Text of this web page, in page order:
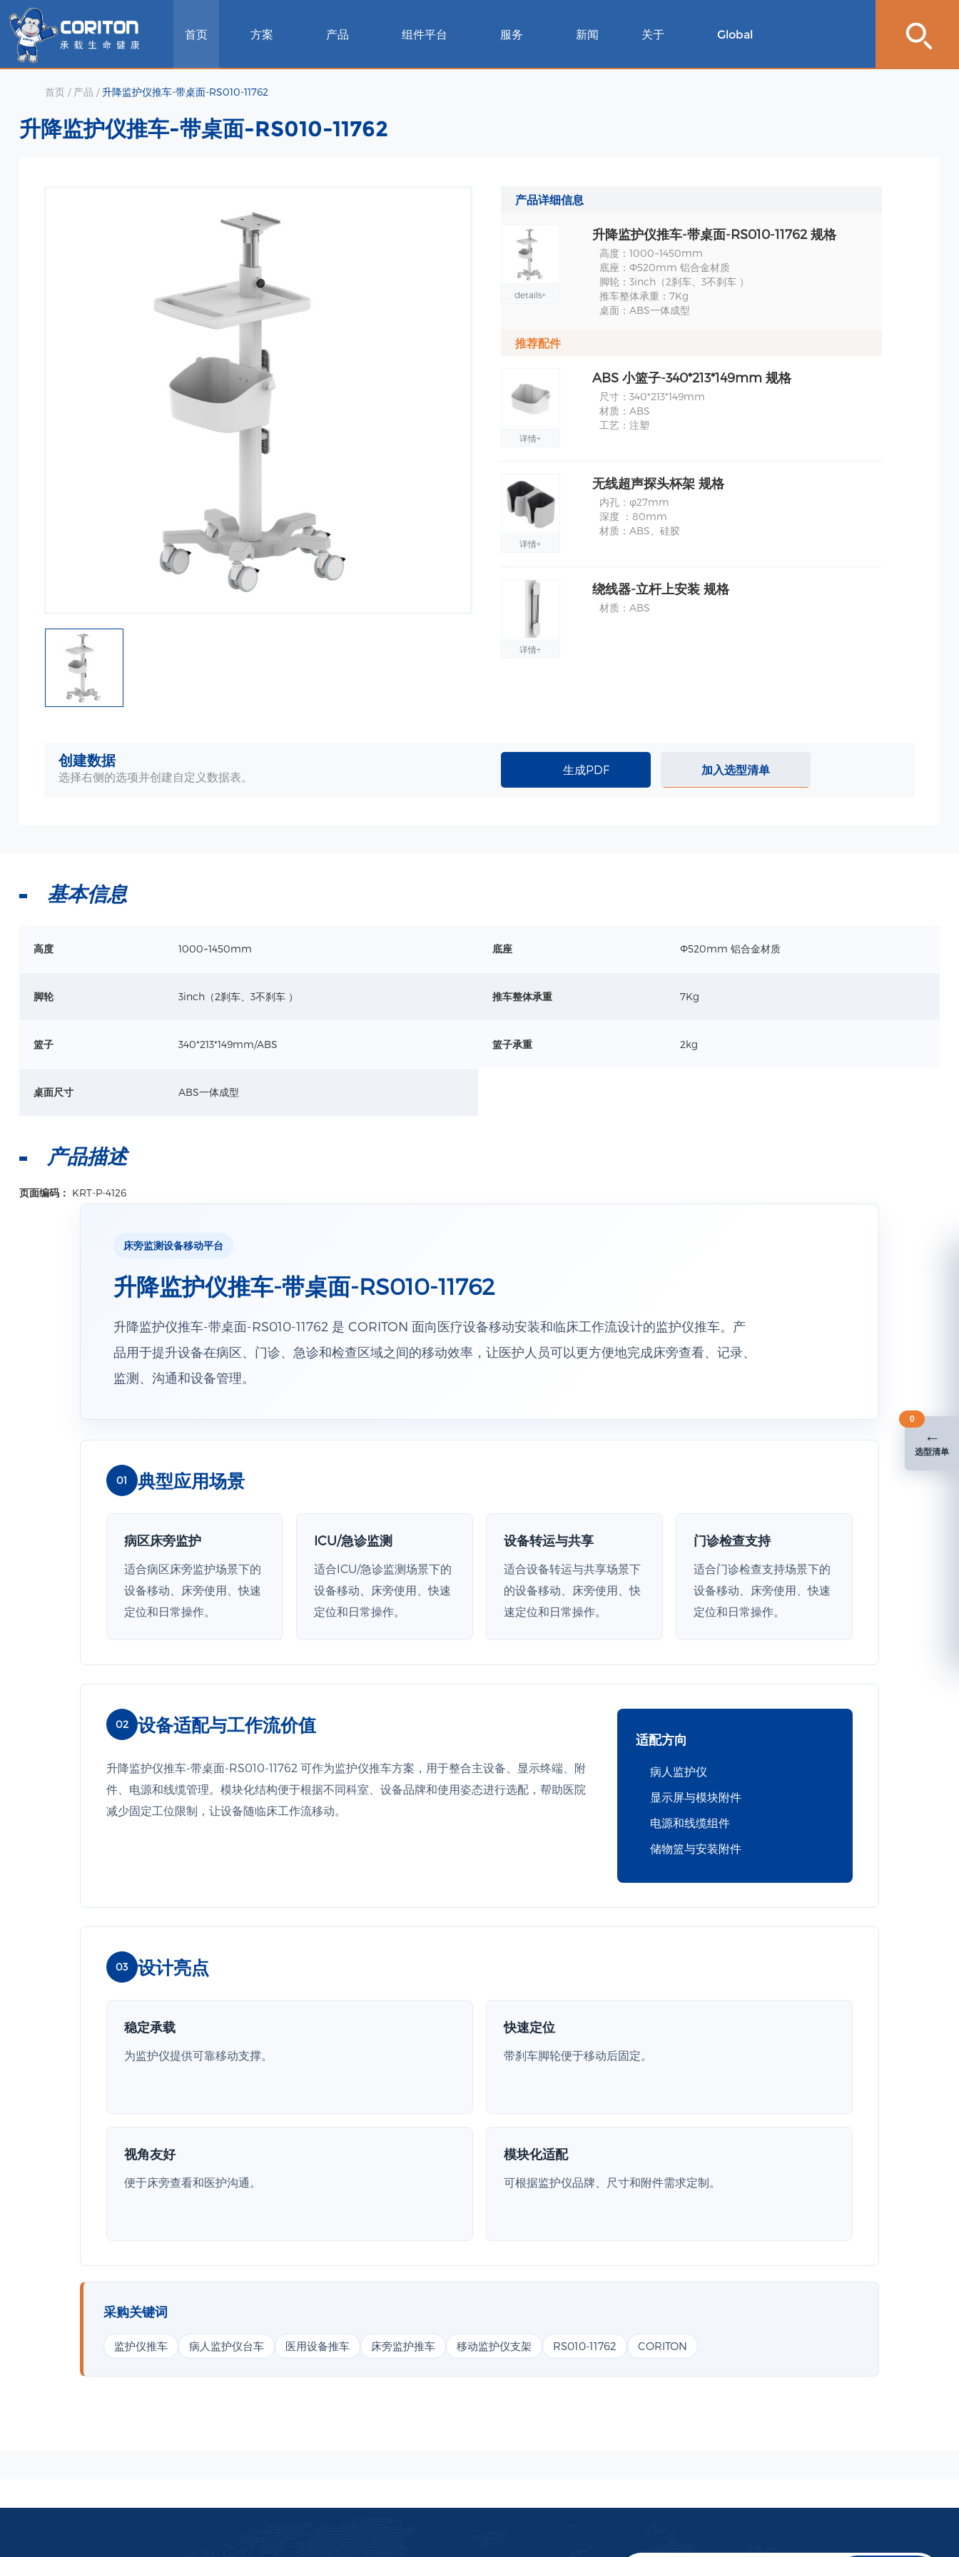
首页 方案 产品 组件平台 服务 新闻 关于 Global
首页/ 产品 /升降监护仪推车-带桌面-RS010-11762
升降监护仪推车-带桌面-RS010-11762
产品详细信息
details+
升降监护仪推车-带桌面-RS010-11762 规格
高度：1000~1450mm
底座：Ф520mm 铝合金材质
脚轮：3inch（2刹车、3不刹车 ）
推车整体承重：7Kg
桌面：ABS一体成型
推荐配件
详情+
ABS 小篮子-340*213*149mm 规格
尺寸：340*213*149mm
材质：ABS
工艺：注塑
详情+
无线超声探头杯架 规格
内孔：φ27mm
深度 ：80mm
材质：ABS、硅胶
详情+
绕线器-立杆上安装 规格
材质：ABS
创建数据
选择右侧的选项并创建自定义数据表。
生成PDF 加入选型清单
基本信息
高度 1000~1450mm 底座 Ф520mm 铝合金材质
脚轮 3inch（2刹车、3不刹车 ） 推车整体承重 7Kg
篮子 340*213*149mm/ABS 篮子承重 2kg
桌面尺寸 ABS一体成型
产品描述
页面编码： KRT-P-4126
床旁监测设备移动平台
升降监护仪推车-带桌面-RS010-11762
升降监护仪推车-带桌面-RS010-11762 是 CORITON 面向医疗设备移动安装和临床工作流设计的监护仪推车。产
品用于提升设备在病区、门诊、急诊和检查区域之间的移动效率，让医护人员可以更方便地完成床旁查看、记录、
监测、沟通和设备管理。
01 典型应用场景
病区床旁监护
适合病区床旁监护场景下的
设备移动、床旁使用、快速
定位和日常操作。
ICU/急诊监测
适合ICU/急诊监测场景下的
设备移动、床旁使用、快速
定位和日常操作。
设备转运与共享
适合设备转运与共享场景下
的设备移动、床旁使用、快
速定位和日常操作。
门诊检查支持
适合门诊检查支持场景下的
设备移动、床旁使用、快速
定位和日常操作。
02 设备适配与工作流价值
升降监护仪推车-带桌面-RS010-11762 可作为监护仪推车方案，用于整合主设备、显示终端、附
件、电源和线缆管理。模块化结构便于根据不同科室、设备品牌和使用姿态进行选配，帮助医院
减少固定工位限制，让设备随临床工作流移动。
适配方向
病人监护仪
显示屏与模块附件
电源和线缆组件
储物篮与安装附件
03 设计亮点
稳定承载
为监护仪提供可靠移动支撑。
快速定位
带刹车脚轮便于移动后固定。
视角友好
便于床旁查看和医护沟通。
模块化适配
可根据监护仪品牌、尺寸和附件需求定制。
采购关键词
监护仪推车 病人监护仪台车 医用设备推车 床旁监护推车 移动监护仪支架 RS010-11762 CORITON
←
选型清单
0